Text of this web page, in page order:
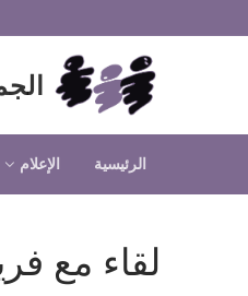
إلى
الرئيسية الإعلام
لقاء مع